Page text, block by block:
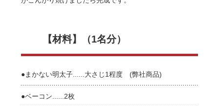
【材料】（1名分）
●まかない明太子......大さじ1程度 (弊社商品)
●ベーコン......2枚